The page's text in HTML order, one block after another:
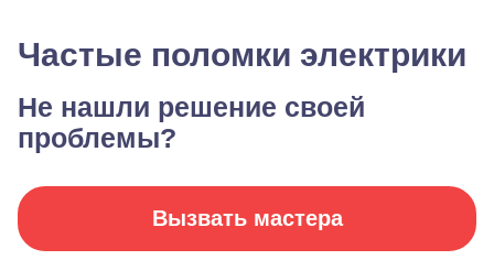
Частые поломки электрики
Не нашли решение своей
проблемы?
Вызвать мастера